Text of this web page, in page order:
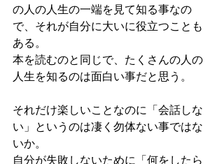
の人の人生の一端を見て知る事なの
で、それが自分に大いに役立つことも
ある。
本を読むのと同じで、たくさんの人の
人生を知るのは面白い事だと思う。
それだけ楽しいことなのに「会話しな
い」というのは凄く勿体ない事ではな
いか。
自分が失敗しないために「何をしたら